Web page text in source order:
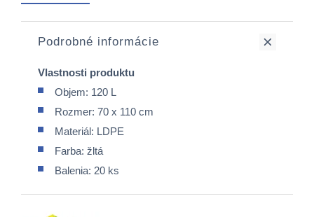
Podrobné informácie
Vlastnosti produktu
Objem: 120 L
Rozmer: 70 x 110 cm
Materiál: LDPE
Farba: žltá
Balenia: 20 ks